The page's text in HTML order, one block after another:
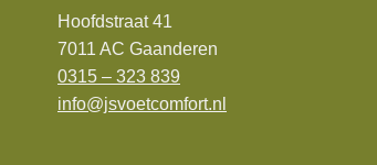
Hoofdstraat 41
7011 AC Gaanderen
0315 – 323 839
info@jsvoetcomfort.nl